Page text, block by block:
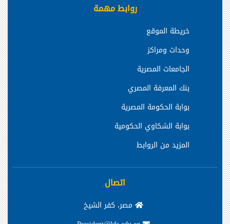
روابط مهمة
خريطة الموقع
وحدات ومراكز
الجامعات المصرية
بنك المعرفة المصري
بوابة الحكومة المصرية
بوابة الشكاوي الحكومية
المزيد من الروابط
اتصال
مصر، كفر الشيخ